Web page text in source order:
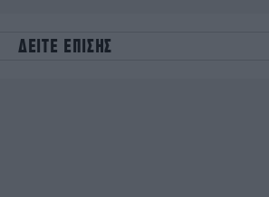
ΔΕΙΤΕ ΕΠΙΣΗΣ